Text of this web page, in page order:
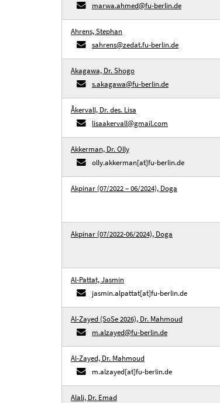
marwa.ahmed@fu-berlin.de
Ahrens, Stephan
sahrens@zedat.fu-berlin.de
Akagawa, Dr. Shogo
s.akagawa@fu-berlin.de
Åkervall, Dr. des. Lisa
lisaakervall@gmail.com
Akkerman, Dr. Olly
olly.akkerman[at]fu-berlin.de
Akpinar (07/2022 – 06/2024), Doga
Akpinar (07/2022-06/2024), Doga
Al-Pattat, Jasmin
jasmin.alpattat[at]fu-berlin.de
Al-Zayed (SoSe 2026), Dr. Mahmoud
m.alzayed@fu-berlin.de
Al-Zayed, Dr. Mahmoud
m.alzayed[at]fu-berlin.de
Alali, Dr. Emad